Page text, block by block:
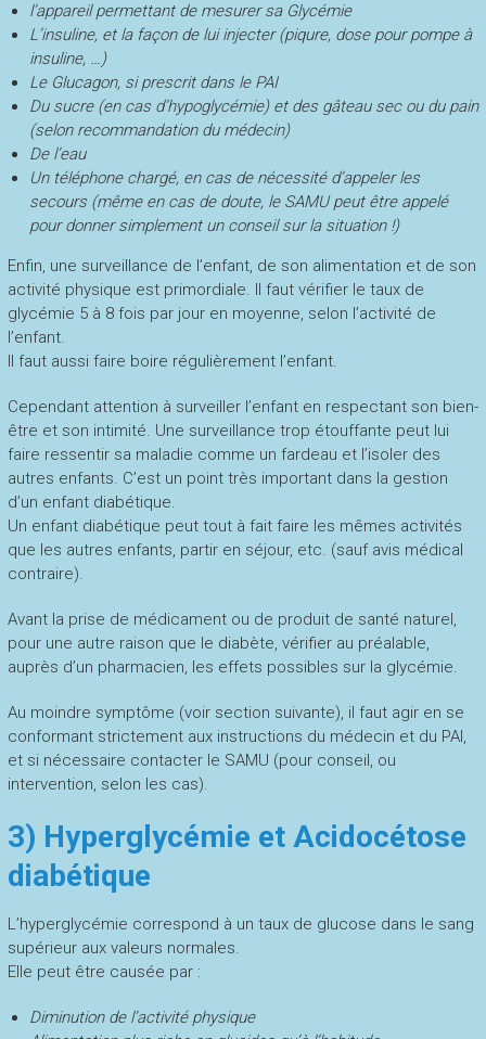
l’appareil permettant de mesurer sa Glycémie
L’insuline, et la façon de lui injecter (piqure, dose pour pompe à
insuline, …)
Le Glucagon, si prescrit dans le PAI
Du sucre (en cas d’hypoglycémie) et des gâteau sec ou du pain
(selon recommandation du médecin)
De l’eau
Un téléphone chargé, en cas de nécessité d’appeler les
secours (même en cas de doute, le SAMU peut être appelé
pour donner simplement un conseil sur la situation !)
Enfin, une surveillance de l’enfant, de son alimentation et de son
activité physique est primordiale. Il faut vérifier le taux de
glycémie 5 à 8 fois par jour en moyenne, selon l’activité de
l’enfant.
Il faut aussi faire boire régulièrement l’enfant.
Cependant attention à surveiller l’enfant en respectant son bien-
être et son intimité. Une surveillance trop étouffante peut lui
faire ressentir sa maladie comme un fardeau et l’isoler des
autres enfants. C’est un point très important dans la gestion
d’un enfant diabétique.
Un enfant diabétique peut tout à fait faire les mêmes activités
que les autres enfants, partir en séjour, etc. (sauf avis médical
contraire).
Avant la prise de médicament ou de produit de santé naturel,
pour une autre raison que le diabète, vérifier au préalable,
auprès d’un pharmacien, les effets possibles sur la glycémie.
Au moindre symptôme (voir section suivante), il faut agir en se
conformant strictement aux instructions du médecin et du PAI,
et si nécessaire contacter le SAMU (pour conseil, ou
intervention, selon les cas).
3) Hyperglycémie et Acidocétose
diabétique
L’hyperglycémie correspond à un taux de glucose dans le sang
supérieur aux valeurs normales.
Elle peut être causée par :
Diminution de l’activité physique